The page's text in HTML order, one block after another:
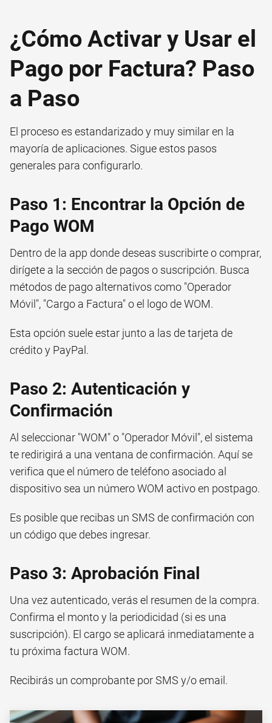
¿Cómo Activar y Usar el
Pago por Factura? Paso
a Paso
El proceso es estandarizado y muy similar en la
mayoría de aplicaciones. Sigue estos pasos
generales para configurarlo.
Paso 1: Encontrar la Opción de
Pago WOM
Dentro de la app donde deseas suscribirte o comprar,
dirígete a la sección de pagos o suscripción. Busca
métodos de pago alternativos como "Operador
Móvil", "Cargo a Factura" o el logo de WOM.
Esta opción suele estar junto a las de tarjeta de
crédito y PayPal.
Paso 2: Autenticación y
Confirmación
Al seleccionar "WOM" o "Operador Móvil", el sistema
te redirigirá a una ventana de confirmación. Aquí se
verifica que el número de teléfono asociado al
dispositivo sea un número WOM activo en postpago.
Es posible que recibas un SMS de confirmación con
un código que debes ingresar.
Paso 3: Aprobación Final
Una vez autenticado, verás el resumen de la compra.
Confirma el monto y la periodicidad (si es una
suscripción). El cargo se aplicará inmediatamente a
tu próxima factura WOM.
Recibirás un comprobante por SMS y/o email.